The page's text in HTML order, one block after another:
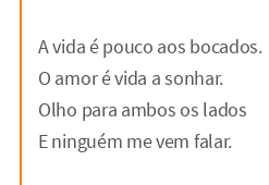
A vida é pouco aos bocados.
O amor é vida a sonhar.
Olho para ambos os lados
E ninguém me vem falar.